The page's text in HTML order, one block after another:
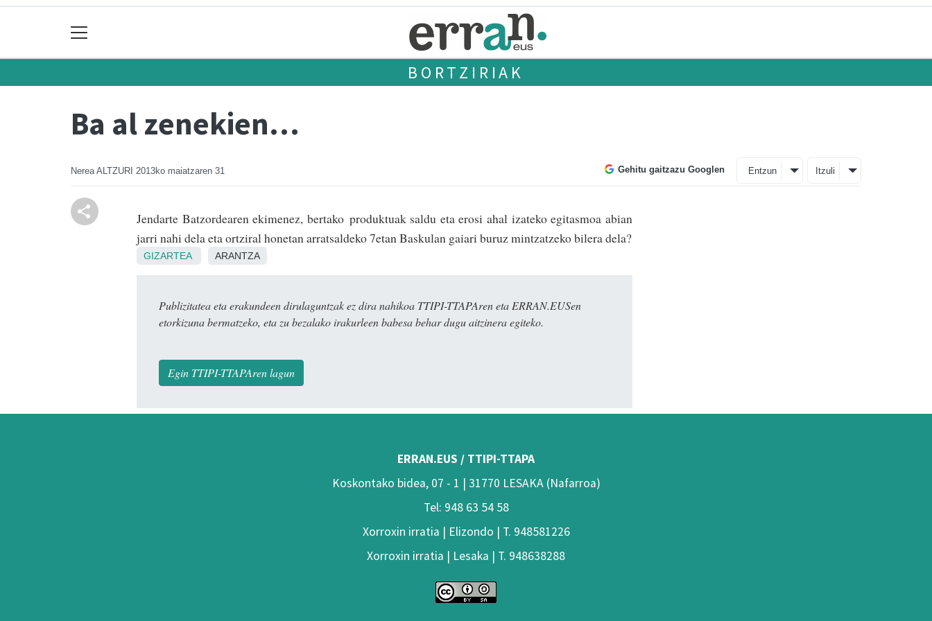
BORTZIRIAK
Ba al zenekien…
Nerea ALTZURI 2013ko maiatzaren 31 Gehitu gaitzazu Googlen Entzun Itzuli
Jendarte Batzordearen ekimenez, bertako produktuak saldu eta erosi ahal izateko egitasmoa abian
jarri nahi dela eta ortziral honetan arratsaldeko 7etan Baskulan gaiari buruz mintza­tzeko bilera dela?
GIZARTEA ARANTZA
Publizitatea eta erakundeen dirulaguntzak ez dira nahikoa TTIPI-TTAPAren eta ERRAN.EUSen
etorkizuna bermatzeko, eta zu bezalako irakurleen babesa behar dugu aitzinera egiteko.
Egin TTIPI-TTAPAren lagun
ERRAN.EUS / TTIPI-TTAPA
Koskontako bidea, 07 - 1 | 31770 LESAKA (Nafarroa)
Tel: 948 63 54 58
Xorroxin irratia | Elizondo | T. 948581226
Xorroxin irratia | Lesaka | T. 948638288